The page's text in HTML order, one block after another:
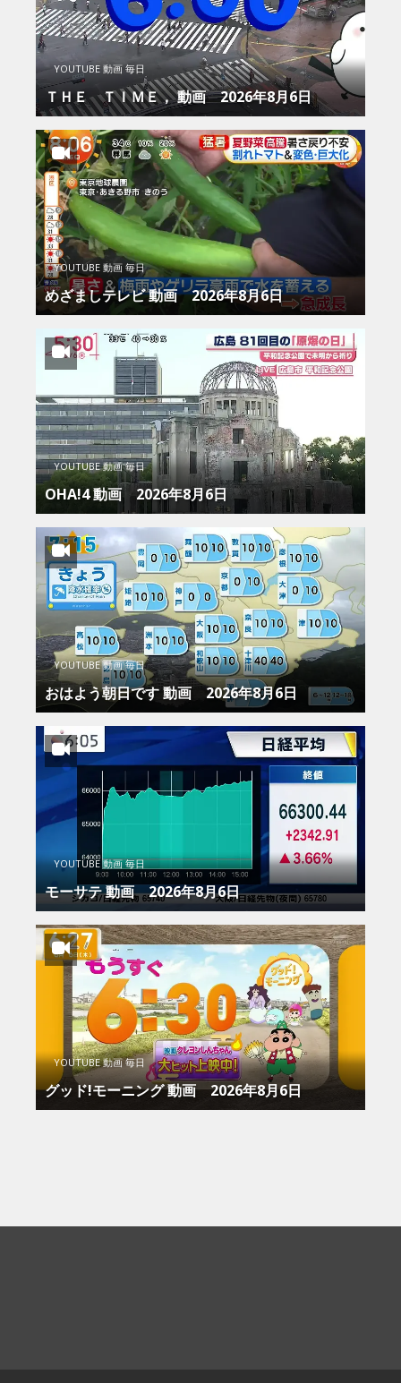
YOUTUBE 動画 毎日
ＴＨＥ ＴＩＭＥ， 動画 2026年8月6日
YOUTUBE 動画 毎日
めざましテレビ 動画 2026年8月6日
YOUTUBE 動画 毎日
OHA!4 動画 2026年8月6日
YOUTUBE 動画 毎日
おはよう朝日です 動画 2026年8月6日
YOUTUBE 動画 毎日
モーサテ 動画 2026年8月6日
YOUTUBE 動画 毎日
グッド!モーニング 動画 2026年8月6日